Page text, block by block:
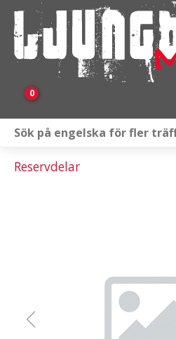
0
Reservdelar